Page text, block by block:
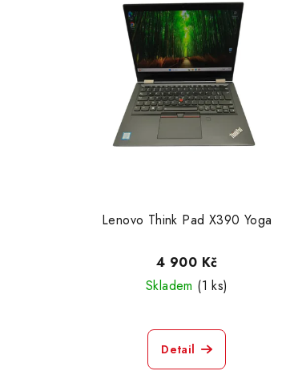
Lenovo Think Pad X390 Yoga
4 900 Kč
Skladem (1 ks)
Detail